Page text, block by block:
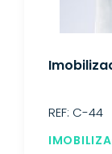
REF: C-44